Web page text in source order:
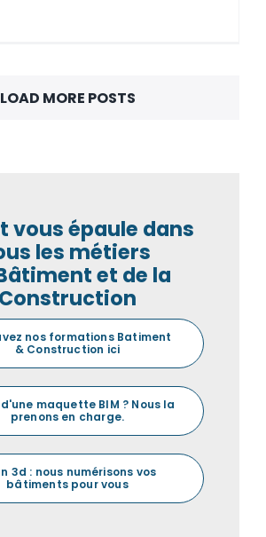
LOAD MORE POSTS
vous épaule dans
les métiers
et de la
Construction
nos formations Batiment
& Construction ici
maquette BIM ? Nous la
prenons en charge.
3d : nous numérisons vos
bâtiments pour vous